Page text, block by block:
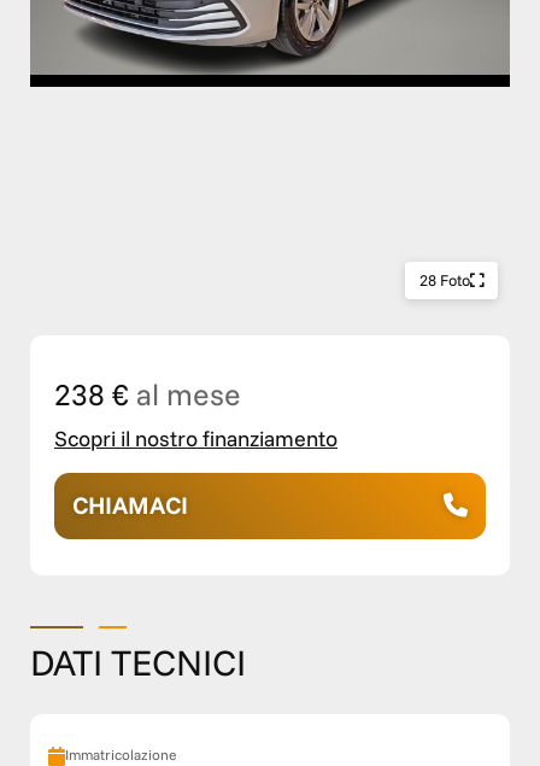
28 Foto
238 € al mese
Scopri il nostro finanziamento
CHIAMACI
DATI TECNICI
Immatricolazione